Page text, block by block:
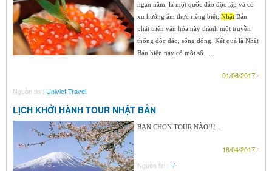
ngàn năm, là một quốc đảo độc lập và có
xu hướng ẩm thực riêng biệt, Nhật Bản
phát triển văn hóa này thành một truyền
thống độc đáo, sống động. Kết quả là Nhật
Bản hiện nay có một số......
01/06/2017 -
Nguồn tin : Univiet Travel
LỊCH KHỞI HÀNH TOUR NHẬT BẢN
BẠN CHỌN TOUR NÀO!!!...
18/04/2017 -
Nguồn tin : -/-